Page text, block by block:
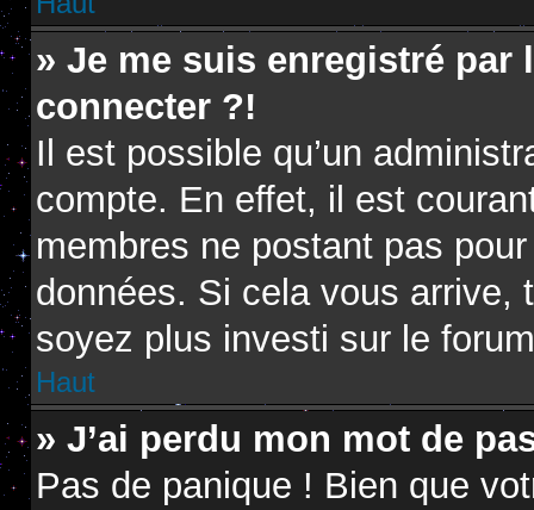
» Je me suis enregistré par
connecter ?!
Il est possible qu’un
compte. En effet, il est
membres ne postant pas
données. Si cela vous arrive,
soyez plus investi sur le
Haut
» J’ai perdu mon mot de
Pas de panique ! Bien que